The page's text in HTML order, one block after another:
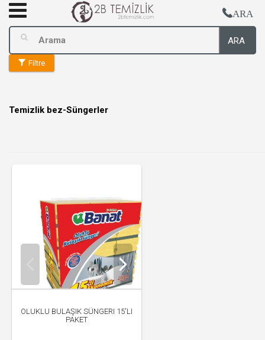
ARA
ARA
Filtre
Temizlik bez-Süngerler
OLUKLU BULAŞIK SÜNGERI 15'LI
PAKET